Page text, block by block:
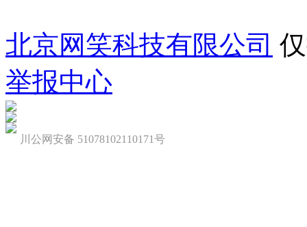
北京网笑科技有限公司
举报中心
川公网安备 51078102110171号